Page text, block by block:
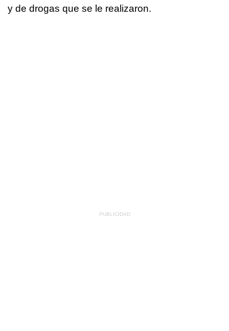
y de drogas que se le realizaron.